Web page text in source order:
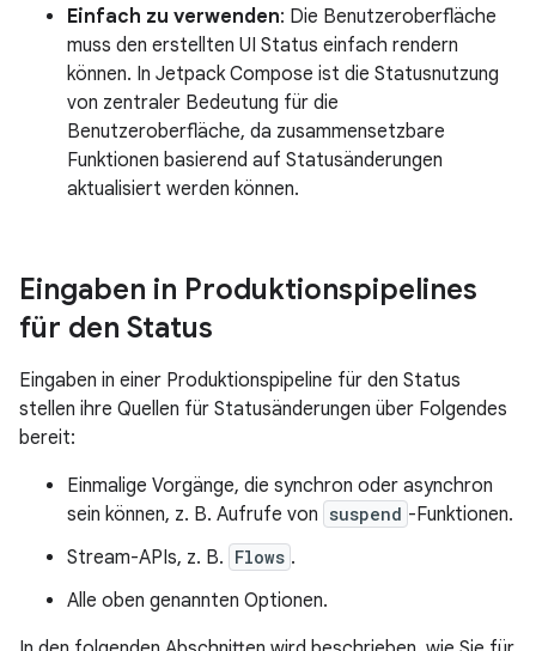
Einfach zu verwenden: Die Benutzeroberfläche
muss den erstellten UI Status einfach rendern
können. In Jetpack Compose ist die Statusnutzung
von zentraler Bedeutung für die
Benutzeroberfläche, da zusammensetzbare
Funktionen basierend auf Statusänderungen
aktualisiert werden können.
Eingaben in Produktionspipelines
für den Status
Eingaben in einer Produktionspipeline für den Status
stellen ihre Quellen für Statusänderungen über Folgendes
bereit:
Einmalige Vorgänge, die synchron oder asynchron
sein können, z. B. Aufrufe von suspend -Funktionen.
Stream-APIs, z. B. Flows .
Alle oben genannten Optionen.